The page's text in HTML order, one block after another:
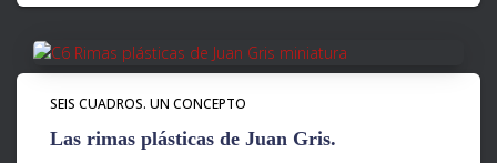
SEIS CUADROS. UN CONCEPTO
Las rimas plásticas de Juan Gris.